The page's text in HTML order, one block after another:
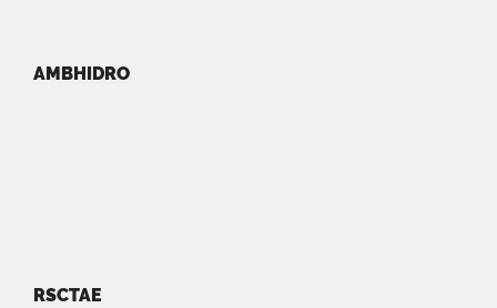
AMBHIDRO
RSCTAE